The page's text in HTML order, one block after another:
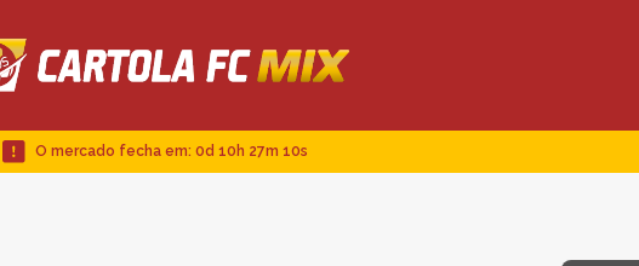
O mercado fecha em: 0d 10h 27m 9s